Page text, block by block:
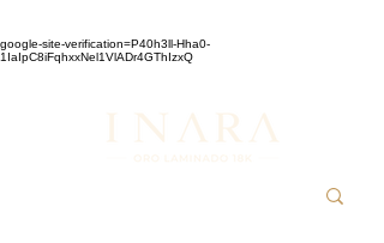
google-site-verification=P40h3ll-Hha0-
1IaIpC8iFqhxxNel1VlADr4GThIzxQ